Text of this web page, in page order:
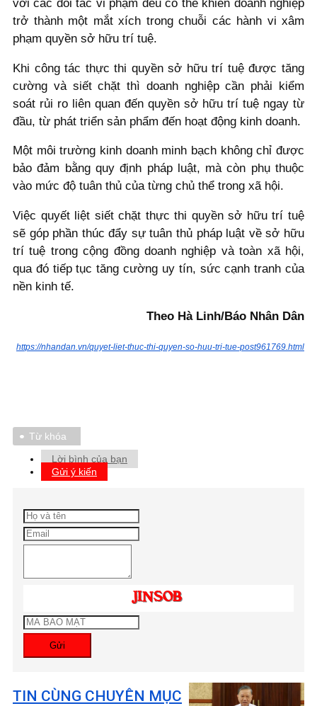
với các đối tác vi phạm đều có thể khiến doanh nghiệp
trở thành một mắt xích trong chuỗi các hành vi xâm
phạm quyền sở hữu trí tuệ.
Khi công tác thực thi quyền sở hữu trí tuệ được tăng
cường và siết chặt thì doanh nghiệp cần phải kiểm
soát rủi ro liên quan đến quyền sở hữu trí tuệ ngay từ
đầu, từ phát triển sản phẩm đến hoạt động kinh doanh.
Một môi trường kinh doanh minh bạch không chỉ được
bảo đảm bằng quy định pháp luật, mà còn phụ thuộc
vào mức độ tuân thủ của từng chủ thể trong xã hội.
Việc quyết liệt siết chặt thực thi quyền sở hữu trí tuệ
sẽ góp phần thúc đẩy sự tuân thủ pháp luật về sở hữu
trí tuệ trong cộng đồng doanh nghiệp và toàn xã hội,
qua đó tiếp tục tăng cường uy tín, sức cạnh tranh của
nền kinh tế.
Theo Hà Linh/Báo Nhân Dân
https://nhandan.vn/quyet-liet-thuc-thi-quyen-so-huu-tri-tue-post961769.html
Từ khóa
Lời bình của bạn
Gửi ý kiến
Gửi
TIN CÙNG CHUYÊN MỤC